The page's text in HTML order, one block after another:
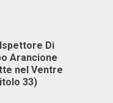
Di
Arancione
nel Ventre
33)